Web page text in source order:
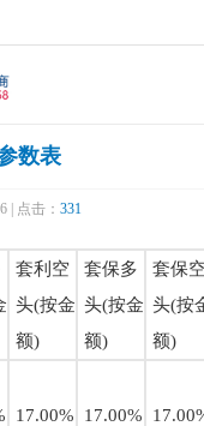
数表
| 点击： 331
套利空
头(按金
额)
套保多
头(按金
额)
套保
头(按
额)
17.00% 17.00%